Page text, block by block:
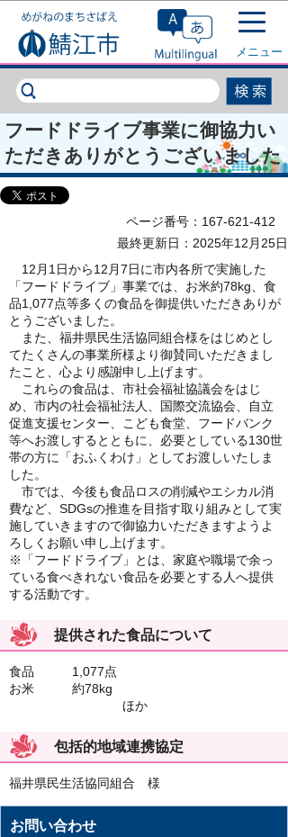
このページの本文へ移動
メニュー
フードドライブ事業に御協力い
ただきありがとうございました
ページ番号：167-621-412
最終更新日：2025年12月25日
12月1日から12月7日に市内各所で実施した
「フードドライブ」事業では、お米約78kg、食
品1,077点等多くの食品を御提供いただきありが
とうございました。
また、福井県民生活協同組合様をはじめとし
てたくさんの事業所様より御賛同いただきまし
たこと、心より感謝申し上げます。
これらの食品は、市社会福祉協議会をはじ
め、市内の社会福祉法人、国際交流協会、自立
促進支援センター、こども食堂、フードバンク
等へお渡しするとともに、必要としている130世
帯の方に「おふくわけ」としてお渡しいたしま
した。
市では、今後も食品ロスの削減やエシカル消
費など、SDGsの推進を目指す取り組みとして実
施していきますので御協力いただきますようよ
ろしくお願い申し上げます。
※「フードドライブ」とは、家庭や職場で余っ
ている食べきれない食品を必要とする人へ提供
する活動です。
提供された食品について
食品 1,077点
お米 約78kg
ほか
包括的地域連携協定
福井県民生活協同組合 様
お問い合わせ